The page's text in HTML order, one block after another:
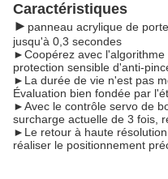
Caractéristiques
► panneau acrylique de
jusqu'à 0,3 secondes
►Coopérez avec l'algorithme
protection sensible d'anti-
►La durée de vie n'est pas
Évaluation bien fondée par
►Avec le contrôle servo de
surcharge actuelle de 3 fois,
►Le retour à haute
réaliser le positionnement